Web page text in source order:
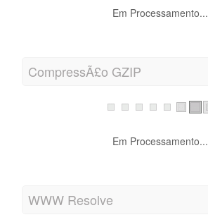
Em Processamento...
CompressÃ£o GZIP
Em Processamento...
WWW Resolve